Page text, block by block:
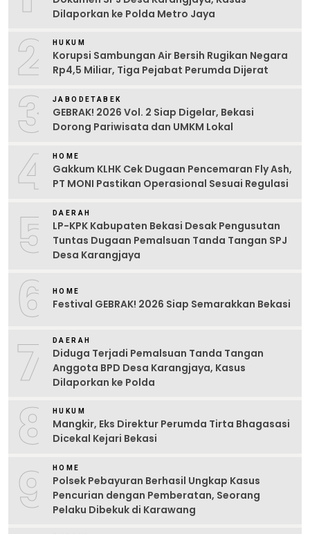
Dilaporkan ke Polda Metro Jaya
2 HUKUM
Korupsi Sambungan Air Bersih Rugikan Negara
Rp4,5 Miliar, Tiga Pejabat Perumda Dijerat
3 JABODETABEK
GEBRAK! 2026 Vol. 2 Siap Digelar, Bekasi
Dorong Pariwisata dan UMKM Lokal
4 HOME
Gakkum KLHK Cek Dugaan Pencemaran Fly Ash,
PT MONI Pastikan Operasional Sesuai Regulasi
5 DAERAH
LP-KPK Kabupaten Bekasi Desak Pengusutan
Tuntas Dugaan Pemalsuan Tanda Tangan SPJ
Desa Karangjaya
6 HOME
Festival GEBRAK! 2026 Siap Semarakkan Bekasi
7 DAERAH
Diduga Terjadi Pemalsuan Tanda Tangan
Anggota BPD Desa Karangjaya, Kasus
Dilaporkan ke Polda
8 HUKUM
Mangkir, Eks Direktur Perumda Tirta Bhagasasi
Dicekal Kejari Bekasi
9 HOME
Polsek Pebayuran Berhasil Ungkap Kasus
Pencurian dengan Pemberatan, Seorang
Pelaku Dibekuk di Karawang